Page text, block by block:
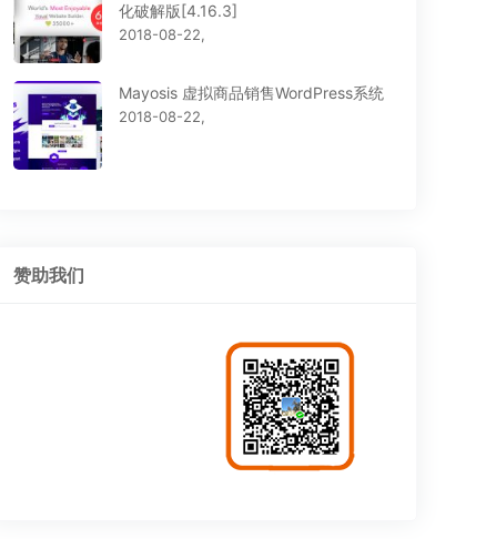
化破解版[4.16.3]
2018-08-22,
Mayosis 虚拟商品销售WordPress系统
2018-08-22,
赞助我们